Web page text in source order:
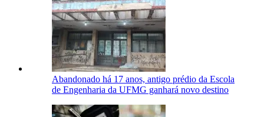
Abandonado há 17 anos, antigo prédio da Escola
de Engenharia da UFMG ganhará novo destino